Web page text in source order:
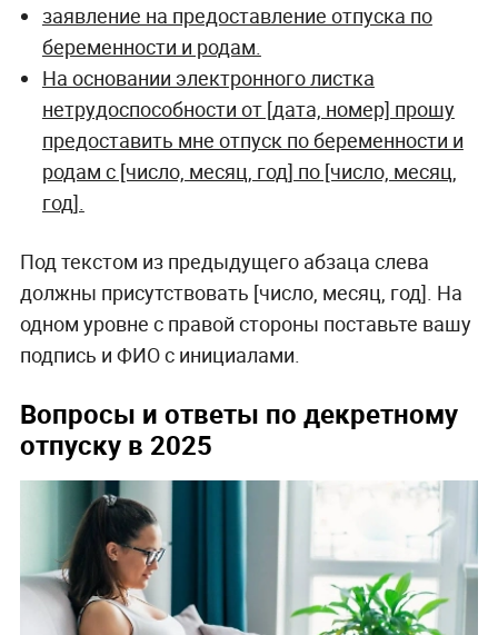
заявление на предоставление отпуска по
беременности и родам.
На основании электронного листка
нетрудоспособности от [дата, номер] прошу
предоставить мне отпуск по беременности и
родам с [число, месяц, год] по [число, месяц,
год].
Под текстом из предыдущего абзаца слева
должны присутствовать [число, месяц, год]. На
одном уровне с правой стороны поставьте вашу
подпись и ФИО с инициалами.
Вопросы и ответы по декретному
отпуску в 2025